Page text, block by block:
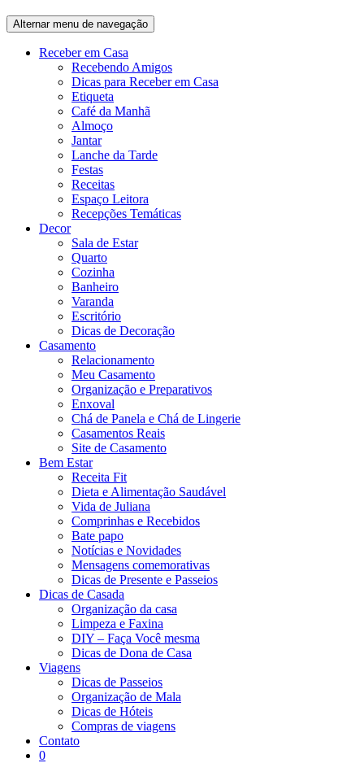
Alternar menu de navegação
Receber em Casa
Recebendo Amigos
Dicas para Receber em Casa
Etiqueta
Café da Manhã
Almoço
Jantar
Lanche da Tarde
Festas
Receitas
Espaço Leitora
Recepções Temáticas
Decor
Sala de Estar
Quarto
Cozinha
Banheiro
Varanda
Escritório
Dicas de Decoração
Casamento
Relacionamento
Meu Casamento
Organização e Preparativos
Enxoval
Chá de Panela e Chá de Lingerie
Casamentos Reais
Site de Casamento
Bem Estar
Receita Fit
Dieta e Alimentação Saudável
Vida de Juliana
Comprinhas e Recebidos
Bate papo
Notícias e Novidades
Mensagens comemorativas
Dicas de Presente e Passeios
Dicas de Casada
Organização da casa
Limpeza e Faxina
DIY – Faça Você mesma
Dicas de Dona de Casa
Viagens
Dicas de Passeios
Organização de Mala
Dicas de Hóteis
Compras de viagens
Contato
0